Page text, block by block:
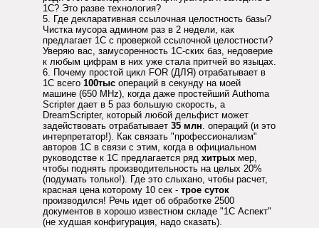
1С? Это разве технология?
5. Где декларативная ссылочная целостность базы?
Чистка мусора админом раз в 2 недели, как
предлагает 1С с проверкой ссылочной целостности?
Уверяю вас, замусоренность 1С-ских баз, недоверие
к любым цифрам в них уже стала притчей во языцах.
6. Почему простой цикл FOR (ДЛЯ) отрабатывает в
1С всего 100тыс операций в секунду на моей
машине (650 MHz), когда даже простейший Authoma
Scripter дает в 5 раз большую скорость, а
DreamScripter, который любой дельфист может
задействовать отрабатывает 35 млн . операций (и это
интерпретатор!). Как связать "профессионализм"
авторов 1С в связи с этим, когда в официальном
руководстве к 1С предлагается ряд хитрых мер,
чтобы поднять производительность на целых 20%
(подумать только!). Где это слыхано, чтобы расчет,
красная цена которому 10 сек - трое суток
производился! Речь идет об обработке 2500
документов в хорошо известном складе "1С Аспект"
(не худшая конфигурация, надо сказать).